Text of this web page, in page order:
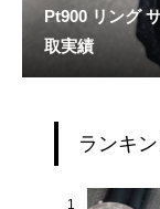
Pt900 リング
取実績
ランキ
1